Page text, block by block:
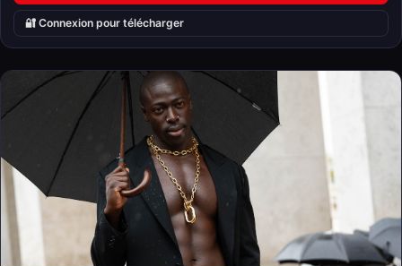
🔐 Connexion pour télécharger